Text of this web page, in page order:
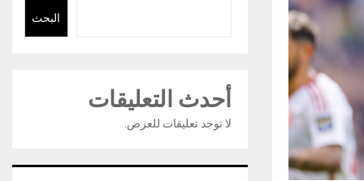
البحث
أحدث التعليقات
لا توجد تعليقات للعرض.